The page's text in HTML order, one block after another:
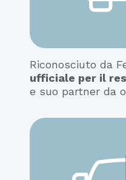
Riconosciuto da
ufficiale per il
e suo partner da